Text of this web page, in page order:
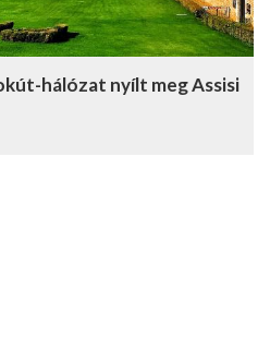
hálózat nyílt meg Assisi